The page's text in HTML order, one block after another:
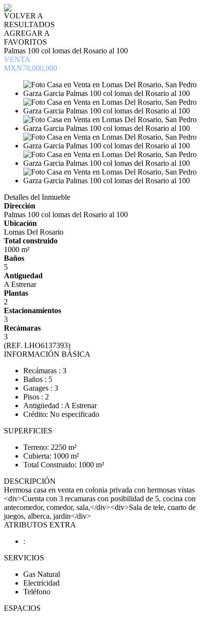
VOLVER A
RESULTADOS
AGREGAR A
FAVORITOS
Palmas 100 col lomas del Rosario al 100
VENTA
MXN78,000,000
Detalles del Inmueble
Dirección
Palmas 100 col lomas del Rosario al 100
Ubicación
Lomas Del Rosario
Total construido
1000 m²
Baños
5
Antiguedad
A Estrenar
Plantas
2
Estacionamientos
3
Recámaras
3
(REF. LHO6137393)
INFORMACIÓN BÁSICA
Recámaras : 3
Baños : 5
Garages : 3
Pisos : 2
Antigüedad : A Estrenar
Crédito: No especificado
SUPERFICIES
Terreno: 2250 m²
Cubierta: 1000 m²
Total Construido: 1000 m²
DESCRIPCIÓN
Hermosa casa en venta en colonia privada con hermosas vistas
<div>Cuenta con 3 recamaras con posibilidad de 5, cocina con
antecomedor, comedor, sala,</div><div>Sala de tele, cuarto de
juegos, alberca, jardin</div>
ATRIBUTOS EXTRA
:
SERVICIOS
Gas Natural
Electricidad
Teléfono
ESPACIOS